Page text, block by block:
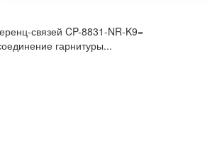
связей CP-8831-NR-K9=
гарнитуры...